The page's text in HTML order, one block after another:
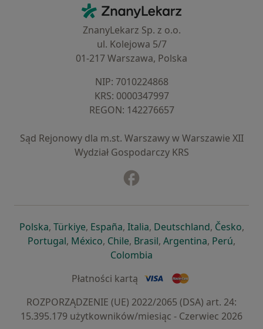
ZnanyLekarz - Strona główna
ZnanyLekarz Sp. z o.o.
ul. Kolejowa 5/7
01-217 Warszawa, Polska
NIP: ⁠7010224868
KRS: ⁠0000347997
REGON: ⁠142276657
Sąd Rejonowy dla m.st. Warszawy w Warszawie XII
Wydział Gospodarczy KRS
Polskaotwiera się w nowej karcie
, Türkiyeotwiera się w nowej karcie
, Españaotwiera się w nowej karcie
, Italiaotwiera się w nowej
, Deutschlandotwiera się
, Česko,
Portugalotwiera się w nowej karcie
, Méxicootwiera się w nowej karcie
, Chileotwiera się w nowej karcie
, Brasilotwiera się w nowej
, Argentinaotwiera się
, Perú,
Colombia
Płatności kartą
ROZPORZĄDZENIE (UE) 2022/2065 (DSA) art. 24:
15.395.179 użytkowników/miesiąc - Czerwiec 2026